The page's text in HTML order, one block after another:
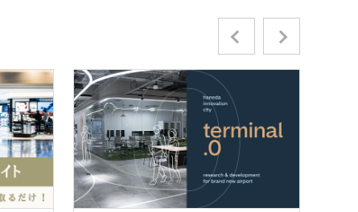
Previous Next